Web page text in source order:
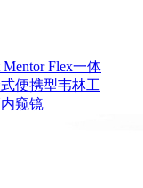
Mentor Flex一体
便携型韦林工
窥镜